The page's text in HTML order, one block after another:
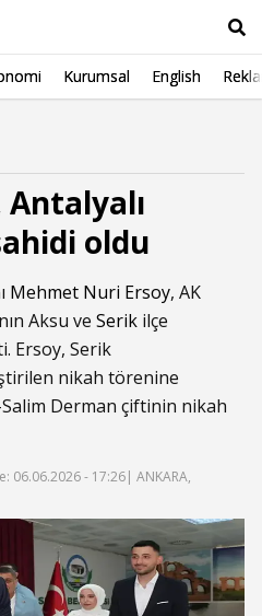
Kurumsal English
Antalyalı
oldu
Mehmet Nuri Ersoy, AK
Aksu ve Serik ilçe
Ersoy, Serik
nikah törenine
Derman çiftinin nikah
06.06.2026 - 17:26| ANKARA,